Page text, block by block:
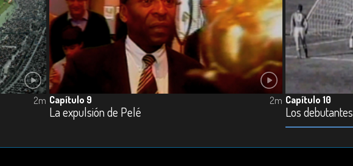
2m Capítulo 9
La expulsión de Pelé
2m Capítulo 10
Los debutantes